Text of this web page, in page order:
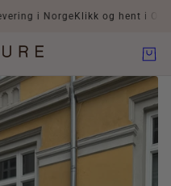
i NorgeKlikk og hent i Oslo -